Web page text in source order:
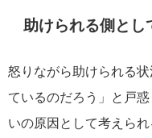
助けられる側とし
怒りながら助けられる
ているのだろう」と戸
いの原因として考えら